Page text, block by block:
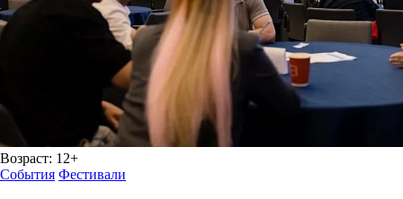
Возраст: 12+
События Фестивали